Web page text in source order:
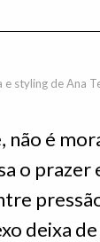
styling de Ana
não é
o prazer
deixa